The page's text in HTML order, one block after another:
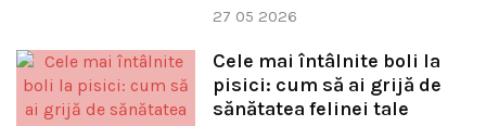
27 05 2026
Cele mai întâlnite boli la
pisici: cum să ai grijă de
sănătatea felinei tale